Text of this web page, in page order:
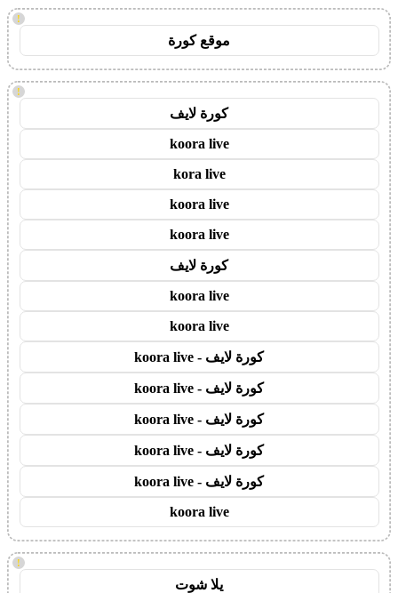
!
موقع كورة
!
كورة لايف
koora live
kora live
koora live
koora live
كورة لايف
koora live
koora live
كورة لايف - koora live
كورة لايف - koora live
كورة لايف - koora live
كورة لايف - koora live
كورة لايف - koora live
koora live
!
يلا شوت